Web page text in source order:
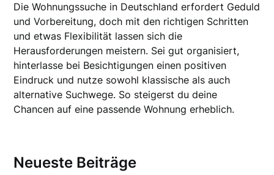
Die Wohnungssuche in Deutschland erfordert Geduld
und Vorbereitung, doch mit den richtigen Schritten
und etwas Flexibilität lassen sich die
Herausforderungen meistern. Sei gut organisiert,
hinterlasse bei Besichtigungen einen positiven
Eindruck und nutze sowohl klassische als auch
alternative Suchwege. So steigerst du deine
Chancen auf eine passende Wohnung erheblich.
Neueste Beiträge